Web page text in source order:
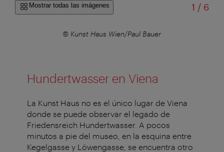
Mostrar todas las imágenes 1 /de
6
© Kunst Haus Wien/Paul Bauer
Hundertwasser en Viena
La Kunst Haus no es el único lugar de Viena
donde se puede observar el legado de
Friedensreich Hundertwasser. A pocos
minutos a pie del museo, en la esquina entre
Kegelgasse y Löwengasse, se encuentra otro